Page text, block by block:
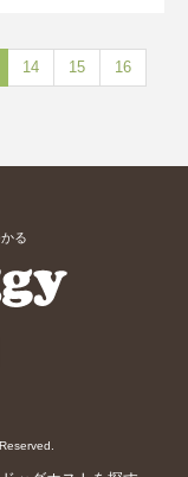
14 15 16
る